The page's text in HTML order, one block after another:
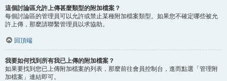
這個討論區允許上傳甚麼類型的附加檔案？
每個討論區的管理員可以允許或禁止某種附加檔案類型。如果您不確定哪些被允
許上傳，那麼請聯繫管理員以求協助。
回頂端
我要如何找到所有我已上傳的附加檔案？
如果要找到您已上傳附加檔案的列表，那麼前往會員控制台，進而點選「管理附
加檔案」連結即可。